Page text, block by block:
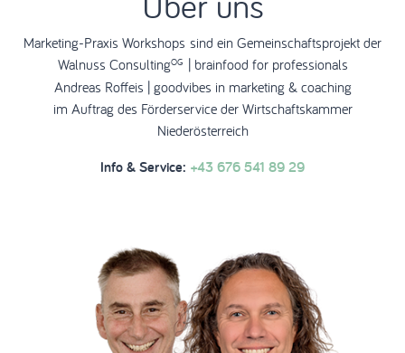
Marketing-Praxis Workshops sind ein Gemeinschaftsprojekt der
Walnuss ConsultingOG | brainfood for professionals
Andreas Roffeis | goodvibes in marketing & coaching
im Auftrag des Förderservice der Wirtschaftskammer
Niederösterreich
Info & Service: +43 676 541 89 29